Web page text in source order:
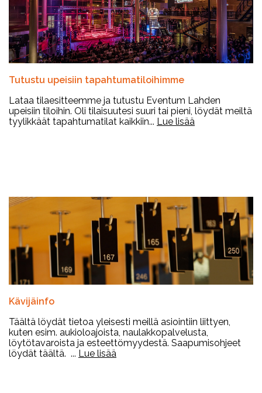
Tutustu upeisiin tapahtumatiloihimme
Lataa tilaesitteemme ja tutustu Eventum Lahden
upeisiin tiloihin. Oli tilaisuutesi suuri tai pieni, löydät meiltä
tyylikkäät tapahtumatilat kaikkiin... Lue lisää
Kävijäinfo
Täältä löydät tietoa yleisesti meillä asiointiin liittyen,
kuten esim. aukioloajoista, naulakkopalvelusta,
löytötavaroista ja esteettömyydestä. Saapumisohjeet
löydät täältä. ... Lue lisää